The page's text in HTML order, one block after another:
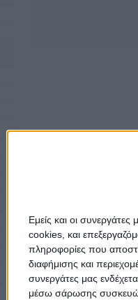
Εμείς και οι
cookies, και
πληροφορίες που
διαφήμισης και
συνεργάτες μας
μέσω σάρωσης